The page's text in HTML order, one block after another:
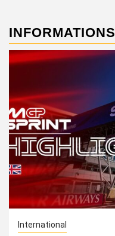
INFORMATIONS
International